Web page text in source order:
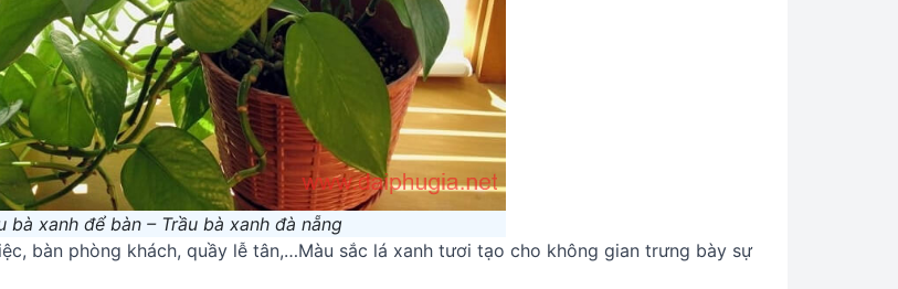
bà xanh để bàn – Trầu bà xanh đà nẵng
bàn phòng khách, quầy lễ tân,…Màu sắc lá xanh tươi tạo cho không gian trưng bày sự